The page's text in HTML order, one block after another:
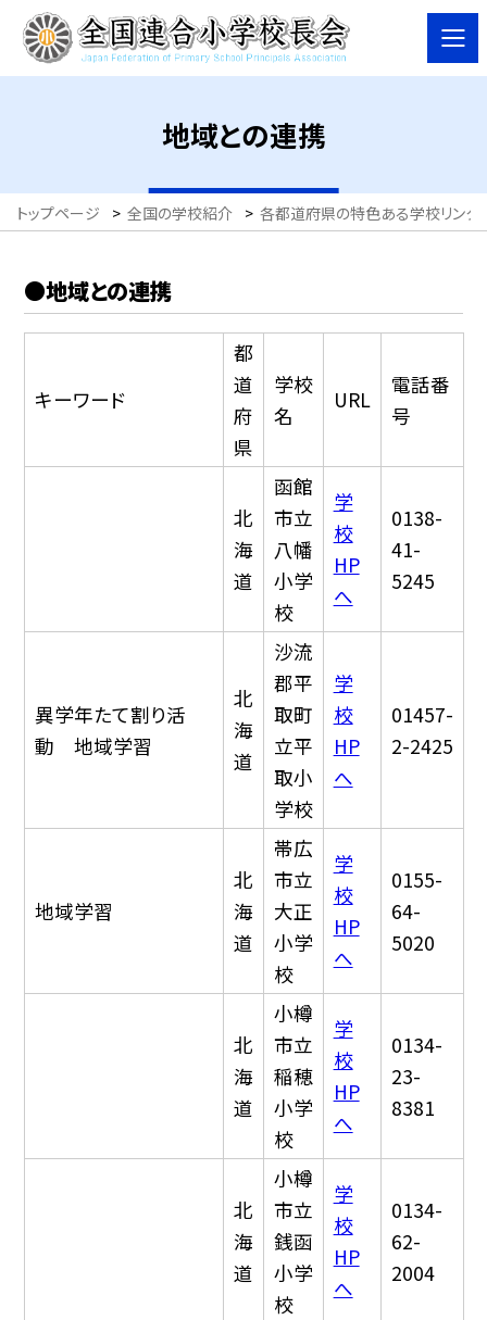
地域との連携
トップページ > 全国の学校紹介 > 各都道府県の特色ある学校リンク
●地域との連携
キーワード
都
道
府
県
学校
名
URL
電話番
号
北
海
道
函館
市立
八幡
小学
校
学
校
HP
へ
0138-
41-
5245
異学年たて割り活
動 地域学習
北
海
道
沙流
郡平
取町
立平
取小
学校
学
校
HP
へ
01457-
2-2425
地域学習
北
海
道
帯広
市立
大正
小学
校
学
校
HP
へ
0155-
64-
5020
北
海
道
小樽
市立
稲穂
小学
校
学
校
HP
へ
0134-
23-
8381
北
海
道
小樽
市立
銭函
小学
校
学
校
HP
へ
0134-
62-
2004